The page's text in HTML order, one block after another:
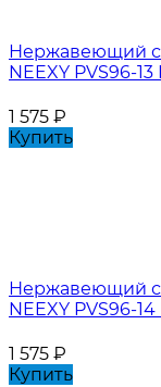
Нержавеющий
NEEXY PVS96-
1 575 ₽
Купить
Нержавеющий
NEEXY PVS96-
1 575 ₽
Купить